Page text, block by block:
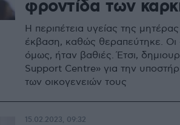
φροντίδα των
Η περιπέτεια υγείας της
έκβαση, καθώς θεραπεύτηκε. Οι
όμως, ήταν βαθιές. Έτσι,
Support Centre» για την
των οικογενειών τους
15.02.2023, 09:32